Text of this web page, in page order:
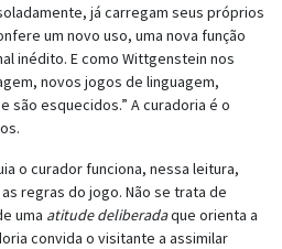
já carregam seus próprios
um novo uso, uma nova função
inédito. E como Wittgenstein nos
novos jogos de linguagem,
são esquecidos.” A curadoria é o
o curador funciona, nessa leitura,
regras do jogo. Não se trata de
uma atitude deliberadaque orienta a
convida o visitante a assimilar